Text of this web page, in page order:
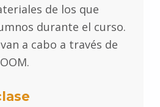
de los que
durante el curso.
a cabo a través de